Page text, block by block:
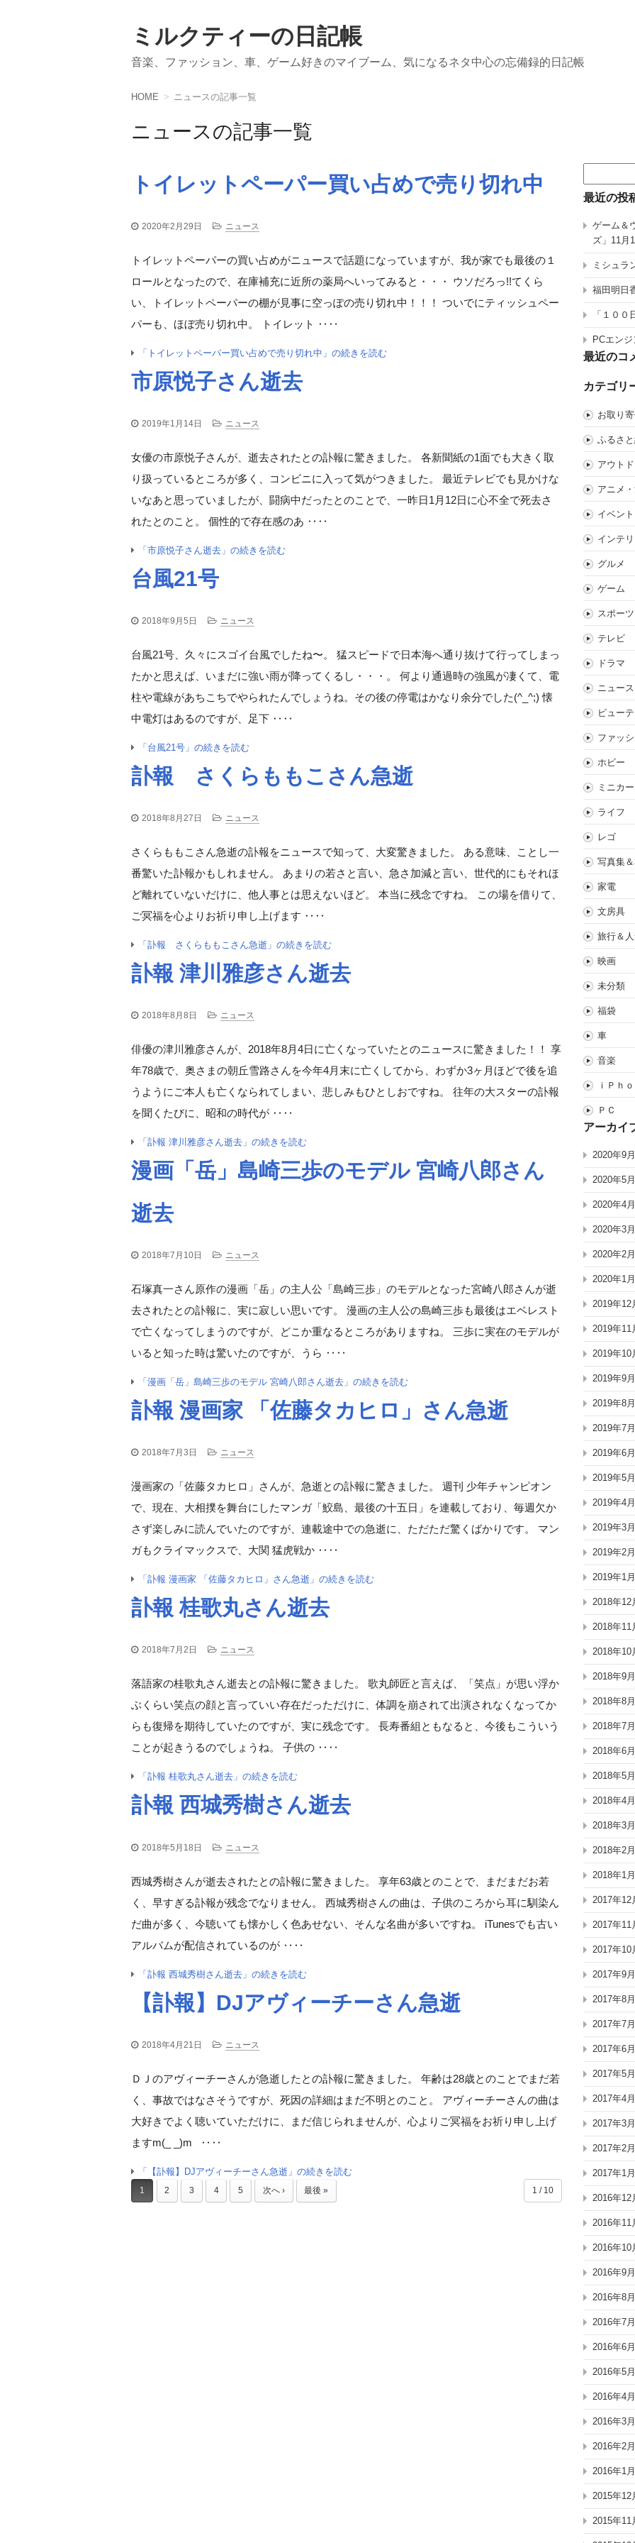
ミルクティーの日記帳
音楽、ファッション、車、ゲーム好きのマイブーム、気になるネタ中心の忘備録的日記帳
HOME ニュースの記事一覧
ニュースの記事一覧
トイレットペーパー買い占めで売り切れ中
2020年2月29日 ニュース
トイレットペーパーの買い占めがニュースで話題になっていますが、我が家でも最後の１
ロールとなったので、在庫補充に近所の薬局へいってみると・・・ ウソだろっ!!てくら
い、トイレットペーパーの棚が見事に空っぽの売り切れ中！！！ ついでにティッシュペー
パーも、ほぼ売り切れ中。 トイレット ‥‥
「トイレットペーパー買い占めで売り切れ中」の続きを読む
市原悦子さん逝去
2019年1月14日 ニュース
女優の市原悦子さんが、逝去されたとの訃報に驚きました。 各新聞紙の1面でも大きく取
り扱っているところが多く、コンビニに入って気がつきました。 最近テレビでも見かけな
いなあと思っていましたが、闘病中だったとのことで、一昨日1月12日に心不全で死去さ
れたとのこと。 個性的で存在感のあ ‥‥
「市原悦子さん逝去」の続きを読む
台風21号
2018年9月5日 ニュース
台風21号、久々にスゴイ台風でしたね〜。 猛スピードで日本海へ通り抜けて行ってしまっ
たかと思えば、いまだに強い雨が降ってくるし・・・。 何より通過時の強風が凄くて、電
柱や電線があちこちでやられたんでしょうね。その後の停電はかなり余分でした(^_^;) 懐
中電灯はあるのですが、足下 ‥‥
「台風21号」の続きを読む
訃報 さくらももこさん急逝
2018年8月27日 ニュース
さくらももこさん急逝の訃報をニュースで知って、大変驚きました。 ある意味、ことし一
番驚いた訃報かもしれません。 あまりの若さと言い、急さ加減と言い、世代的にもそれほ
ど離れていないだけに、他人事とは思えないほど。 本当に残念ですね。 この場を借りて、
ご冥福を心よりお祈り申し上げます ‥‥
「訃報 さくらももこさん急逝」の続きを読む
訃報 津川雅彦さん逝去
2018年8月8日 ニュース
俳優の津川雅彦さんが、2018年8月4日に亡くなっていたとのニュースに驚きました！！ 享
年78歳で、奥さまの朝丘雪路さんを今年4月末に亡くしてから、わずか3ヶ月ほどで後を追
うようにご本人も亡くなられてしまい、悲しみもひとしおですね。 往年の大スターの訃報
を聞くたびに、昭和の時代が ‥‥
「訃報 津川雅彦さん逝去」の続きを読む
漫画「岳」島崎三歩のモデル 宮崎八郎さん
逝去
2018年7月10日 ニュース
石塚真一さん原作の漫画「岳」の主人公「島崎三歩」のモデルとなった宮崎八郎さんが逝
去されたとの訃報に、実に寂しい思いです。 漫画の主人公の島崎三歩も最後はエベレスト
で亡くなってしまうのですが、どこか重なるところがありますね。 三歩に実在のモデルが
いると知った時は驚いたのですが、うら ‥‥
「漫画「岳」島崎三歩のモデル 宮崎八郎さん逝去」の続きを読む
訃報 漫画家 「佐藤タカヒロ」さん急逝
2018年7月3日 ニュース
漫画家の「佐藤タカヒロ」さんが、急逝との訃報に驚きました。 週刊 少年チャンピオン
で、現在、大相撲を舞台にしたマンガ「鮫島、最後の十五日」を連載しており、毎週欠か
さず楽しみに読んでいたのですが、連載途中での急逝に、ただただ驚くばかりです。 マン
ガもクライマックスで、大関 猛虎戦か ‥‥
「訃報 漫画家 「佐藤タカヒロ」さん急逝」の続きを読む
訃報 桂歌丸さん逝去
2018年7月2日 ニュース
落語家の桂歌丸さん逝去との訃報に驚きました。 歌丸師匠と言えば、「笑点」が思い浮か
ぶくらい笑点の顔と言っていい存在だっただけに、体調を崩されて出演されなくなってか
らも復帰を期待していたのですが、実に残念です。 長寿番組ともなると、今後もこういう
ことが起きうるのでしょうね。 子供の ‥‥
「訃報 桂歌丸さん逝去」の続きを読む
訃報 西城秀樹さん逝去
2018年5月18日 ニュース
西城秀樹さんが逝去されたとの訃報に驚きました。 享年63歳とのことで、まだまだお若
く、早すぎる訃報が残念でなりません。 西城秀樹さんの曲は、子供のころから耳に馴染ん
だ曲が多く、今聴いても懐かしく色あせない、そんな名曲が多いですね。 iTunesでも古い
アルバムが配信されているのが ‥‥
「訃報 西城秀樹さん逝去」の続きを読む
【訃報】DJアヴィーチーさん急逝
2018年4月21日 ニュース
ＤＪのアヴィーチーさんが急逝したとの訃報に驚きました。 年齢は28歳とのことでまだ若
く、事故ではなさそうですが、死因の詳細はまだ不明とのこと。 アヴィーチーさんの曲は
大好きでよく聴いていただけに、まだ信じられませんが、心よりご冥福をお祈り申し上げ
ますm(_ _)m ‥‥
「【訃報】DJアヴィーチーさん急逝」の続きを読む
1 2 3 4 5 次へ › 最後 » 1 / 10
索:
最近の投
ゲーム＆
ズ」11月
ミシュラ
福田明日
「１０
PCエン
最近のコ
カテゴリ
お取り
ふるさ
アウト
アニメ
イベント
インテ
グルメ
ゲーム
スポーツ
テレビ
ドラマ
ニュース
ビュー
ファッ
ホビー
ミニカー
ライフ
レゴ
写真集
家電
文房具
旅行＆
映画
未分類
福袋
車
音楽
ｉＰｈ
ＰＣ
アーカイ
2020年9月
2020年5月
2020年4月
2020年3月
2020年2月
2020年1月
2019年12
2019年11
2019年10
2019年9月
2019年8月
2019年7月
2019年6月
2019年5月
2019年4月
2019年3月
2019年2月
2019年1月
2018年12
2018年11
2018年10
2018年9月
2018年8月
2018年7月
2018年6月
2018年5月
2018年4月
2018年3月
2018年2月
2018年1月
2017年12
2017年11
2017年10
2017年9月
2017年8月
2017年7月
2017年6月
2017年5月
2017年4月
2017年3月
2017年2月
2017年1月
2016年12
2016年11
2016年10
2016年9月
2016年8月
2016年7月
2016年6月
2016年5月
2016年4月
2016年3月
2016年2月
2016年1月
2015年12
2015年11